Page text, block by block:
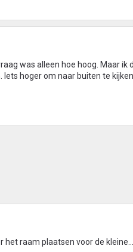
was alleen hoe hoog. Maar
hoger om naar buiten te
raam plaatsen voor de kleine...